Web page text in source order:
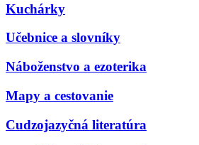
Kuchárky
Učebnice a slovníky
Náboženstvo a ezoterika
Mapy a cestovanie
Cudzojazyčná literatúra